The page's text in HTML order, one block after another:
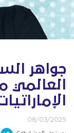
جواهر
العالمي
08/03/2025